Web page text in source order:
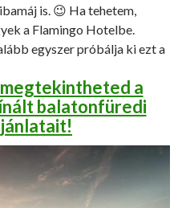
is. 😉 Ha tehetem,
a Flamingo Hotelbe.
egyszer próbálja ki ezt a
a
balatonfüredi